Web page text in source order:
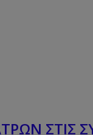
ΣΤΙΣ